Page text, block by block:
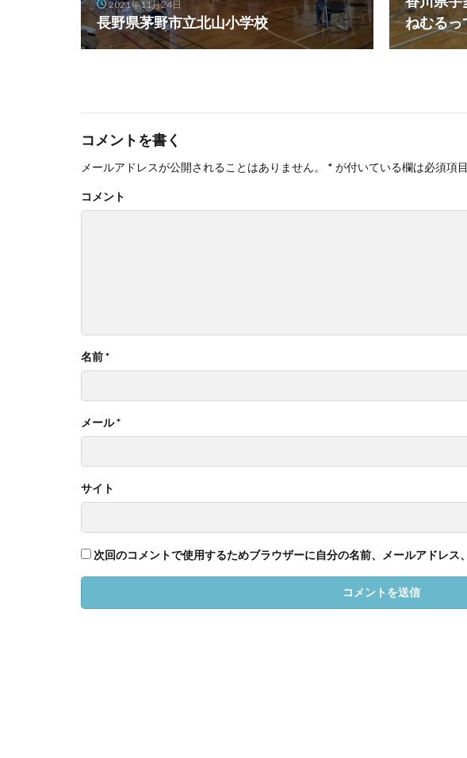
2021年11月24日
長野県茅野市立北山小学校
ねむるっ
コメントを書く
メールアドレスが公開されることはありません。 * が付いている欄は必須項
コメント
名前*
メール*
サイト
次回のコメントで使用するためブラウザーに自分の名前、メールアドレス